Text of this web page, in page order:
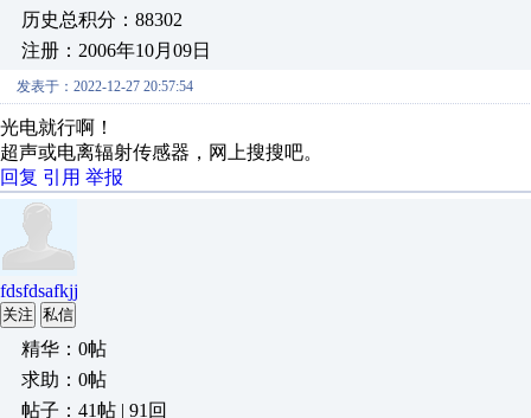
历史总积分：88302
注册：2006年10月09日
发表于：2022-12-27 20:57:54
光电就行啊！
超声或电离辐射传感器，网上搜搜吧。
回复 引用 举报
fdsfdsafkjj
关注 私信
精华：0帖
求助：0帖
帖子：41帖 | 91回